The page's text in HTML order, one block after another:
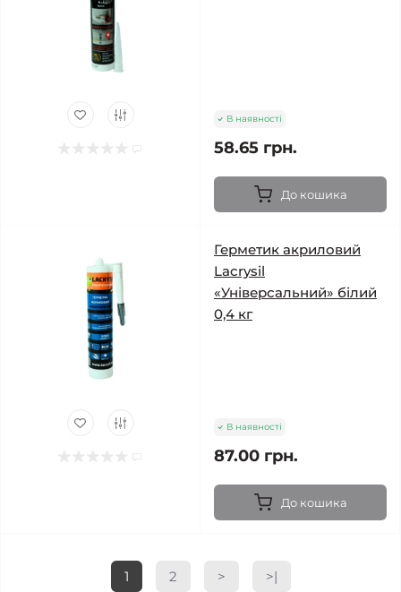
В наявності
58.65 грн.
До кошика
Герметик акриловий
Lacrysil
«Універсальний» білий
0,4 кг
В наявності
87.00 грн.
До кошика
1 2 > >|